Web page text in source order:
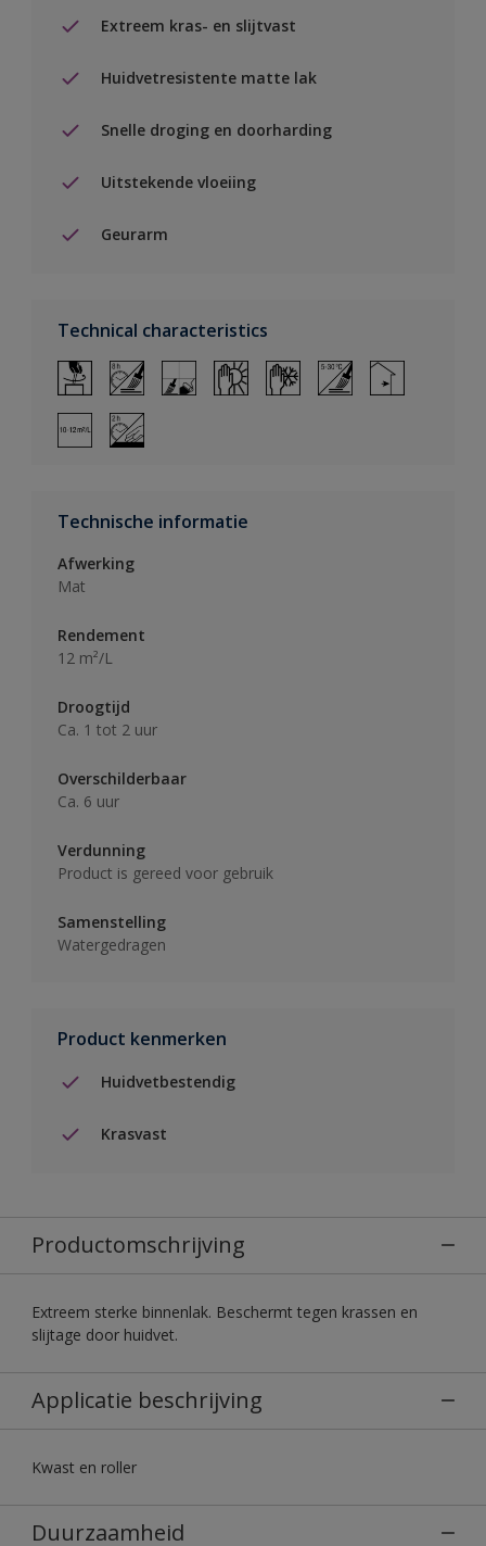
Extreem kras- en slijtvast
Huidvetresistente matte lak
Snelle droging en doorharding
Uitstekende vloeiing
Geurarm
Technical characteristics
Technische informatie
Afwerking
Mat
Rendement
12 m²/L
Droogtijd
Ca. 1 tot 2 uur
Overschilderbaar
Ca. 6 uur
Verdunning
Product is gereed voor gebruik
Samenstelling
Watergedragen
Product kenmerken
Huidvetbestendig
Krasvast
Productomschrijving
Extreem sterke binnenlak. Beschermt tegen krassen en
slijtage door huidvet.
Applicatie beschrijving
Kwast en roller
Duurzaamheid